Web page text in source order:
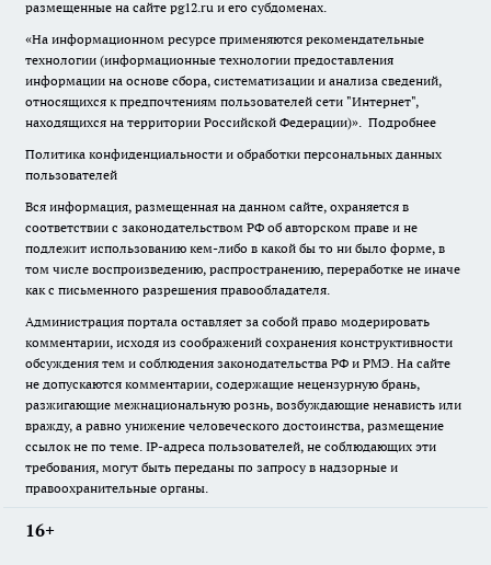
размещенные на сайте pg12.ru и его субдоменах.
«На информационном ресурсе применяются рекомендательные
технологии (информационные технологии предоставления
информации на основе сбора, систематизации и анализа сведений,
относящихся к предпочтениям пользователей сети "Интернет",
находящихся на территории Российской Федерации)». Подробнее
Политика конфиденциальности и обработки персональных данных
пользователей
Вся информация, размещенная на данном сайте, охраняется в
соответствии с законодательством РФ об авторском праве и не
подлежит использованию кем-либо в какой бы то ни было форме, в
том числе воспроизведению, распространению, переработке не иначе
как с письменного разрешения правообладателя.
Администрация портала оставляет за собой право модерировать
комментарии, исходя из соображений сохранения конструктивности
обсуждения тем и соблюдения законодательства РФ и РМЭ. На сайте
не допускаются комментарии, содержащие нецензурную брань,
разжигающие межнациональную рознь, возбуждающие ненависть или
вражду, а равно унижение человеческого достоинства, размещение
ссылок не по теме. IP-адреса пользователей, не соблюдающих эти
требования, могут быть переданы по запросу в надзорные и
правоохранительные органы.
16+